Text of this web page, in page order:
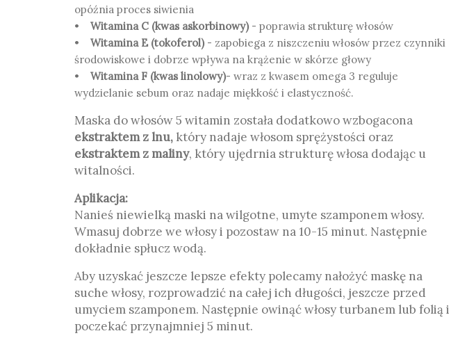
opóźnia proces siwienia
• Witamina C (kwas askorbinowy) - poprawia strukturę włosów
• Witamina E (tokoferol) - zapobiega z niszczeniu włosów przez czynniki
środowiskowe i dobrze wpływa na krążenie w skórze głowy
• Witamina F (kwas linolowy)- wraz z kwasem omega 3 reguluje
wydzielanie sebum oraz nadaje miękkość i elastyczność.
Maska do włosów 5 witamin została dodatkowo wzbogacona
ekstraktem z lnu, który nadaje włosom sprężystości oraz
ekstraktem z maliny, który ujędrnia strukturę włosa dodając u
witalności.
Aplikacja:
Nanieś niewielką maski na wilgotne, umyte szamponem włosy.
Wmasuj dobrze we włosy i pozostaw na 10-15 minut. Następnie
dokładnie spłucz wodą.
Aby uzyskać jeszcze lepsze efekty polecamy nałożyć maskę na
suche włosy, rozprowadzić na całej ich długości, jeszcze przed
umyciem szamponem. Następnie owinąć włosy turbanem lub folią i
poczekać przynajmniej 5 minut.